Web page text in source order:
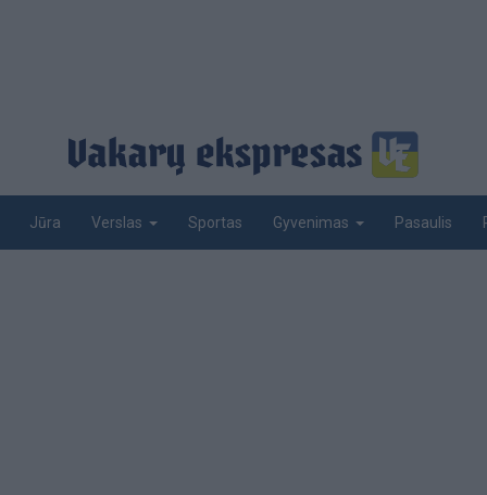
Jūra Verslas Sportas Gyvenimas Pasaulis